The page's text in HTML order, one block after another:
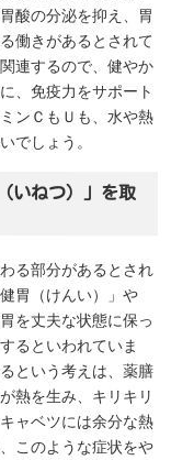
酸の分泌を抑え、胃
働きがあるとされて
連するので、健やか
、免疫力をサポート
ンＣもＵも、水や熱
でしょう。
いねつ）」を取
る部分があるとされ
胃（けんい）」や
を丈夫な状態に保っ
るといわれていま
という考えは、薬膳
熱を生み、キリキリ
ャベツには余分な熱
このような症状をや